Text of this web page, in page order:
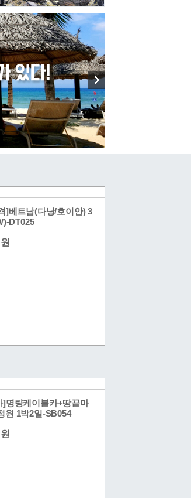
]베트남(다낭/호이안) 3
DT025
원
]명량케이블카+땅끝마
원 1박2일-SB054
원